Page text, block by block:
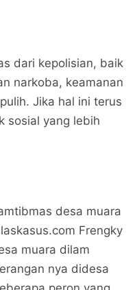
dari kepolisian, baik
narkoba, keamanan
Jika hal ini terus
sosial yang lebih
desa muara
Frengky
muara dilam
nya didesa